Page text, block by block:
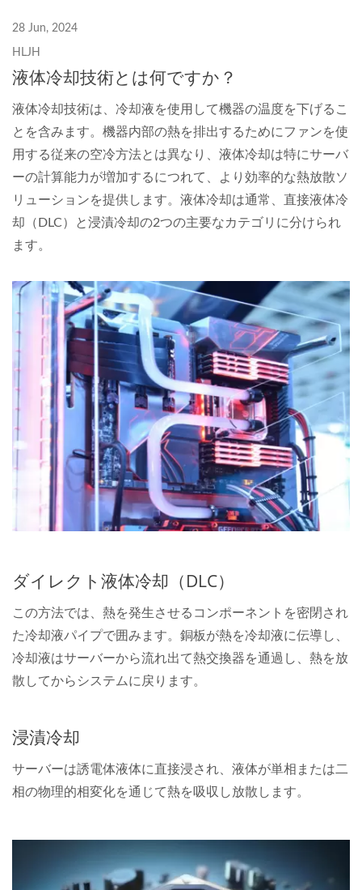
28 Jun, 2024
HLJH
液体冷却技術とは何ですか？
液体冷却技術は、冷却液を使用して機器の温度を下げるこ
とを含みます。機器内部の熱を排出するためにファンを使
用する従来の空冷方法とは異なり、液体冷却は特にサーバ
ーの計算能力が増加するにつれて、より効率的な熱放散ソ
リューションを提供します。液体冷却は通常、直接液体冷
却（DLC）と浸漬冷却の2つの主要なカテゴリに分けられ
ます。
ダイレクト液体冷却（DLC）
この方法では、熱を発生させるコンポーネントを密閉され
た冷却液パイプで囲みます。銅板が熱を冷却液に伝導し、
冷却液はサーバーから流れ出て熱交換器を通過し、熱を放
散してからシステムに戻ります。
浸漬冷却
サーバーは誘電体液体に直接浸され、液体が単相または二
相の物理的相変化を通じて熱を吸収し放散します。